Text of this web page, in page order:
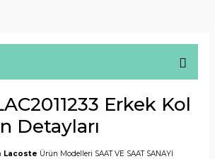
Erkek Kol
Detayları
Lacoste Ürün Modelleri SAAT VE SAAT SANAYİ